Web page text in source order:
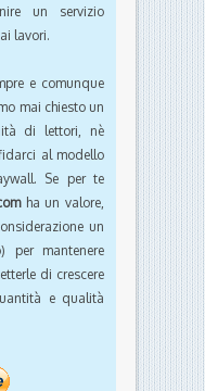
un servizio
lavori.
e comunque
mai chiesto un
di lettori, nè
al modello
Se per te
ha un valore,
un
per mantenere
di crescere
e qualità